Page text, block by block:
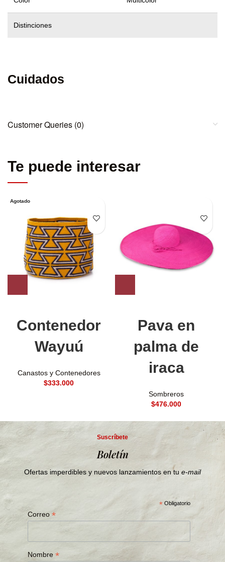
Distinciones
Cuidados
Customer Queries (0)
Te puede interesar
Agotado
Contenedor
Wayuú
Canastos y Contenedores
$
Pava en
palma de
iraca
Sombreros
$
Suscríbete
Boletín
Ofertas imperdibles y nuevos lanzamientos en tu e-mail
* Obligatorio
Correo*
Nombre*